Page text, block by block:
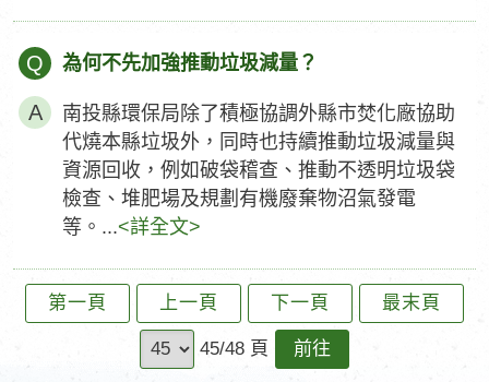
Q 為何不先加強推動垃圾減量？
南投縣環保局除了積極協調外縣市焚化廠協助
代燒本縣垃圾外，同時也持續推動垃圾減量與
資源回收，例如破袋稽查、推動不透明垃圾袋
檢查、堆肥場及規劃有機廢棄物沼氣發電
等。...<詳全文>
第一頁 上一頁 下一頁 最末頁
45/48 頁
往